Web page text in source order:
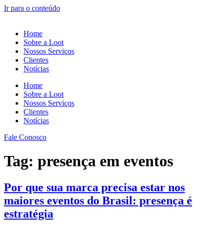
Ir para o conteúdo
Home
Sobre a Loot
Nossos Serviços
Clientes
Notícias
Home
Sobre a Loot
Nossos Serviços
Clientes
Notícias
Fale Conosco
Tag: presença em eventos
Por que sua marca precisa estar nos
maiores eventos do Brasil: presença é
estratégia